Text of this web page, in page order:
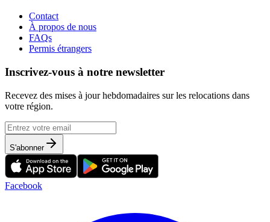
Contact
À propos de nous
FAQs
Permis étrangers
Inscrivez-vous à notre newsletter
Recevez des mises à jour hebdomadaires sur les relocations dans
votre région.
S'abonner
Facebook